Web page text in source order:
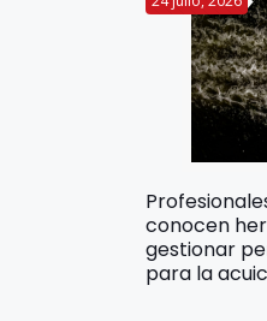
conocen
gestionar
para la